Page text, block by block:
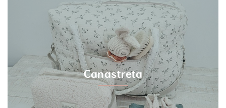
Canastreta